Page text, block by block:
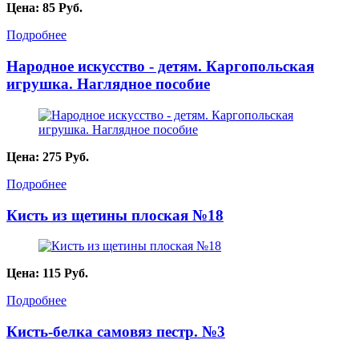
Цена: 85 Руб.
Подробнее
Народное искусство - детям. Каргопольская
игрушка. Наглядное пособие
Цена: 275 Руб.
Подробнее
Кисть из щетины плоская №18
Цена: 115 Руб.
Подробнее
Кисть-белка самовяз пестр. №3